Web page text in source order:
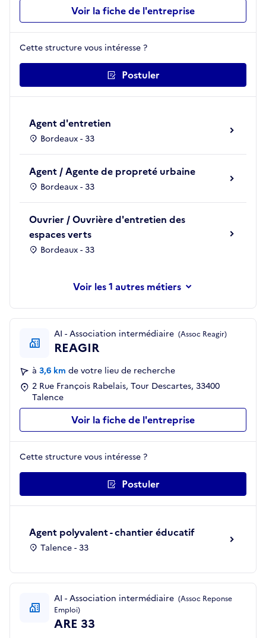
Voir la fiche de l'entreprise
Cette structure vous intéresse ?
Postuler
Agent d'entretien
Bordeaux - 33
Agent / Agente de propreté urbaine
Bordeaux - 33
Ouvrier / Ouvrière d'entretien des
espaces verts
Bordeaux - 33
les 1 autres métiers
AI - Association intermédiaire (Assoc Reagir)
REAGIR
à 3,6 km de votre lieu de recherche
2 Rue François Rabelais, Tour Descartes, 33400
Talence
Voir la fiche de l'entreprise
Cette structure vous intéresse ?
Postuler
Agent polyvalent - chantier éducatif
Talence - 33
AI - Association intermédiaire (Assoc Reponse
Emploi)
ARE 33